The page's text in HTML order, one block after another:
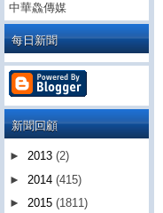
中華鱻傳媒
每日新聞
新聞回顧
► 2013 (2)
► 2014 (415)
► 2015 (1811)